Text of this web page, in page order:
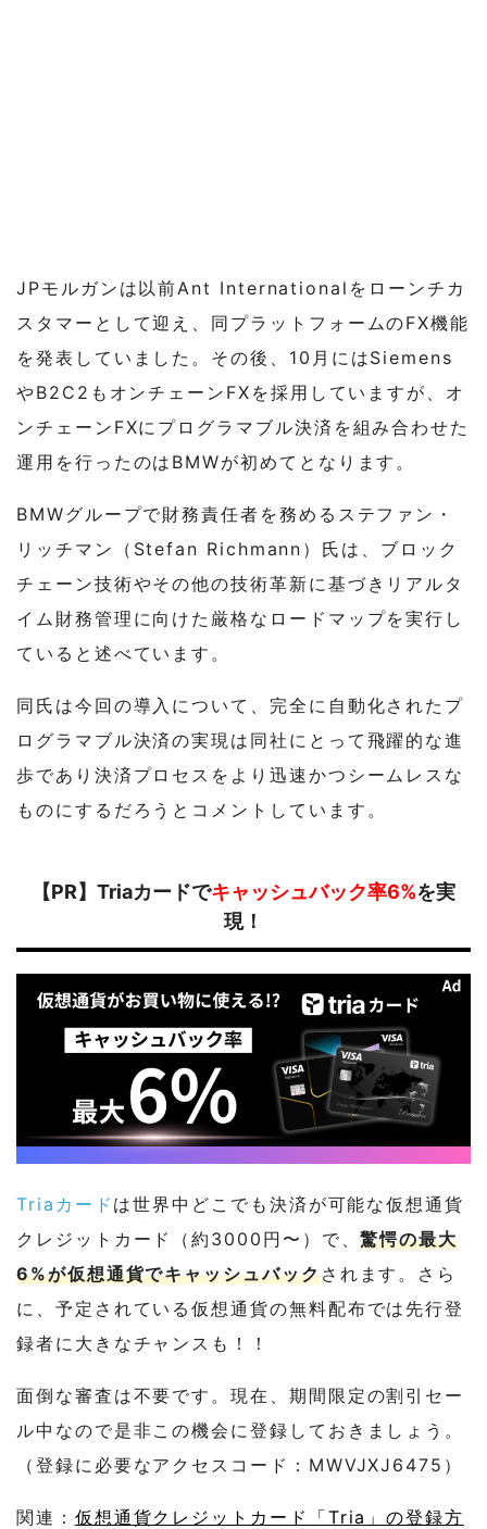
JPモルガンは以前Ant Internationalをローンチカ
スタマーとして迎え、同プラットフォームのFX機能
を発表していました。その後、10月にはSiemens
やB2C2もオンチェーンFXを採用していますが、オ
ンチェーンFXにプログラマブル決済を組み合わせた
運用を行ったのはBMWが初めてとなります。
BMWグループで財務責任者を務めるステファン・
リッチマン（Stefan Richmann）氏は、ブロック
チェーン技術やその他の技術革新に基づきリアルタ
イム財務管理に向けた厳格なロードマップを実行し
ていると述べています。
同氏は今回の導入について、完全に自動化されたプ
ログラマブル決済の実現は同社にとって飛躍的な進
歩であり決済プロセスをより迅速かつシームレスな
ものにするだろうとコメントしています。
【PR】Triaカードでキャッシュバック率6%を実
現！
Triaカード は世界中どこでも決済が可能な仮想通貨
クレジットカード（約3000円〜）で、驚愕の最大
6%が仮想通貨でキャッシュバックされます。さら
に、予定されている仮想通貨の無料配布では先行登
録者に大きなチャンスも！！
面倒な審査は不要です。現在、期間限定の割引セー
ル中なので是非この機会に登録しておきましょう。
（登録に必要なアクセスコード：MWVJXJ6475）
関連： 仮想通貨クレジットカード「Tria」の登録方